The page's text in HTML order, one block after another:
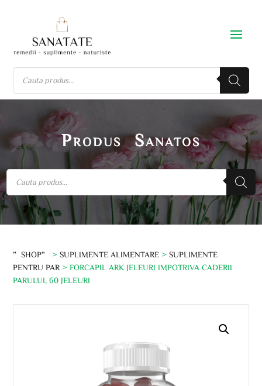
Produs Sanatos
”SHOP” >SUPLIMENTE ALIMENTARE >SUPLIMENTE
PENTRU PAR > FORCAPIL ARK JELEURI IMPOTRIVA CADERII
PARULUI, 60 JELEURI